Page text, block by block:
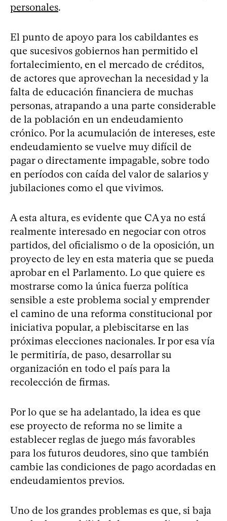
personales.
El punto de apoyo para los cabildantes es
que sucesivos gobiernos han permitido el
fortalecimiento, en el mercado de créditos,
de actores que aprovechan la necesidad y la
falta de educación financiera de muchas
personas, atrapando a una parte considerable
de la población en un endeudamiento
crónico. Por la acumulación de intereses, este
endeudamiento se vuelve muy difícil de
pagar o directamente impagable, sobre todo
en períodos con caída del valor de salarios y
jubilaciones como el que vivimos.
A esta altura, es evidente que CA ya no está
realmente interesado en negociar con otros
partidos, del oficialismo o de la oposición, un
proyecto de ley en esta materia que se pueda
aprobar en el Parlamento. Lo que quiere es
mostrarse como la única fuerza política
sensible a este problema social y emprender
el camino de una reforma constitucional por
iniciativa popular, a plebiscitarse en las
próximas elecciones nacionales. Ir por esa vía
le permitiría, de paso, desarrollar su
organización en todo el país para la
recolección de firmas.
Por lo que se ha adelantado, la idea es que
ese proyecto de reforma no se limite a
establecer reglas de juego más favorables
para los futuros deudores, sino que también
cambie las condiciones de pago acordadas en
endeudamientos previos.
Uno de los grandes problemas es que, si baja